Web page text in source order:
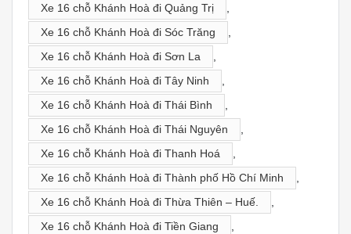
Xe 16 chỗ Khánh Hoà đi Quảng Trị
,
Xe 16 chỗ Khánh Hoà đi Sóc Trăng
,
Xe 16 chỗ Khánh Hoà đi Sơn La
,
Xe 16 chỗ Khánh Hoà đi Tây Ninh
,
Xe 16 chỗ Khánh Hoà đi Thái Bình
,
Xe 16 chỗ Khánh Hoà đi Thái Nguyên
,
Xe 16 chỗ Khánh Hoà đi Thanh Hoá
,
Xe 16 chỗ Khánh Hoà đi Thành phố Hồ Chí Minh
,
Xe 16 chỗ Khánh Hoà đi Thừa Thiên – Huế.
,
Xe 16 chỗ Khánh Hoà đi Tiền Giang
,